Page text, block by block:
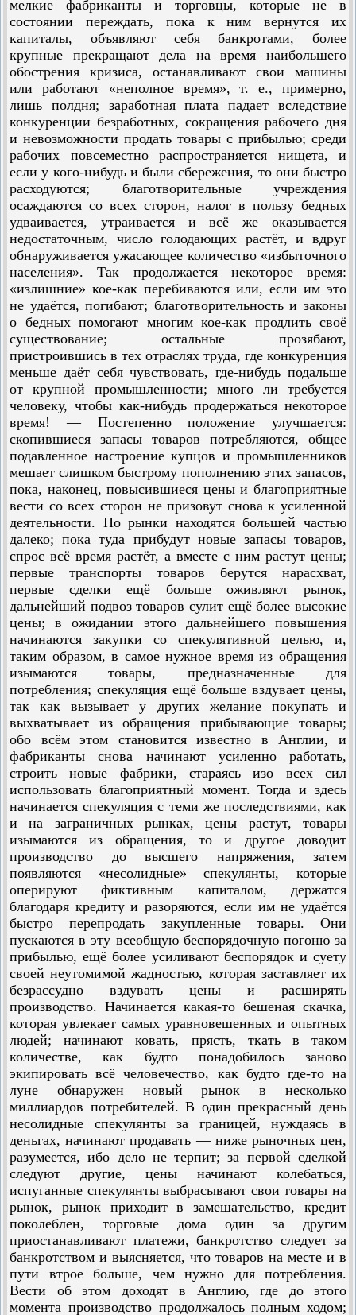
мелкие фабриканты и торговцы, которые не в
состоянии переждать, пока к ним вернутся их
капиталы, объявляют себя банкротами, более
крупные прекращают дела на время наибольшего
обострения кризиса, останавливают свои машины
или работают «неполное время», т. е., примерно,
лишь полдня; заработная плата падает вследствие
конкуренции безработных, сокращения рабочего дня
и невозможности продать товары с прибылью; среди
рабочих повсеместно распространяется нищета, и
если у кого-нибудь и были сбережения, то они быстро
расходуются; благотворительные учреждения
осаждаются со всех сторон, налог в пользу бедных
удваивается, утраивается и всё же оказывается
недоста­точным, число голодающих растёт, и вдруг
обнаруживается ужасающее количество «избыточного
населения». Так продолжается некоторое время:
«излишние» кое-как перебиваются или, если им это
не удаётся, погибают; благотворительность и законы
о бедных помогают многим кое-как продлить своё
существование; остальные прозябают,
пристроившись в тех отраслях труда, где конкуренция
меньше даёт себя чувствовать, где-нибудь по­дальше
от крупной промышленности; много ли требуется
человеку, чтобы как-нибудь продержаться некоторое
время! — Постепенно положение улучшается:
скопившиеся запасы товаров потребляются, общее
подавленное настроение купцов и промышленников
мешает слишком быстрому пополнению этих запасов,
пока, наконец, повысившиеся цены и благоприятные
вести со всех сторон не призовут снова к усиленной
деятельности. Но рынки находятся большей частью
далеко; пока туда прибудут новые запасы товаров,
спрос всё время растёт, а вместе с ним растут цены;
первые транспорты товаров берутся нарасхват,
первые сделки ещё больше оживляют рынок,
дальнейший подвоз товаров сулит ещё более высокие
цены; в ожидании этого дальнейшего повышения
начинаются закупки со спеку­лятивной целью, и,
таким образом, в самое нужное время из обращения
изымаются товары, предназначенные для
потребления; спекуляция ещё больше вздувает цены,
так как вызывает у других желание покупать и
выхватывает из обращения прибывающие товары;
обо всём этом становится известно в Англии, и
фабриканты снова начинают усиленно работать,
строить новые фабрики, стараясь изо всех сил
использовать благоприятный момент. Тогда и здесь
начинается спекуляция с теми же последствиями, как
и на заграничных рынках, цены растут, товары
изымаются из обращения, то и другое доводит
производство до высшего напряжения, затем
появляются «несолидные» спекулянты, которые
оперируют фиктивным капиталом, держатся
благодаря кредиту и разоряются, если им не удаётся
быстро перепродать закупленные товары. Они
пускаются в эту всеобщую беспорядочную погоню за
прибылью, ещё более усиливают беспорядок и суету
своей неутомимой жадностью, которая заставляет их
безрассудно вздувать цены и расширять
производство. Начинается какая-то бешеная скачка,
которая увлекает самых уравновешенных и опытных
людей; начинают ковать, прясть, ткать в таком
количестве, как будто понадобилось заново
экипировать всё человечество, как будто где-то на
луне обнаружен новый рынок в несколько
миллиардов потребителей. В один прекрасный день
несолидные спекулянты за границей, нуждаясь в
деньгах, начинают продавать — ниже рыночных цен,
разумеется, ибо дело не терпит; за первой сделкой
следуют другие, цены начинают колебаться,
испуганные спекулянты выбрасывают свои товары на
рынок, рынок приходит в замешательство, кредит
поколеблен, торговые дома один за другим
приостанавливают платежи, банкротство следует за
банкротством и выясняется, что товаров на месте и в
пути втрое больше, чем нужно для потребления.
Вести об этом доходят в Англию, где до этого
момента производство продолжалось полным ходом;